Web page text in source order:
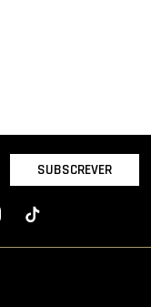
SUBSCREVER